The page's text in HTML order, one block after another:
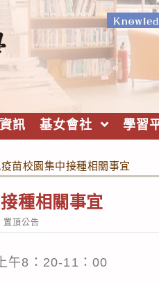
訊 基女會社 學習
苗校園集中接種相關事宜
種相關事宜
置頂公告
午8：20-11：00